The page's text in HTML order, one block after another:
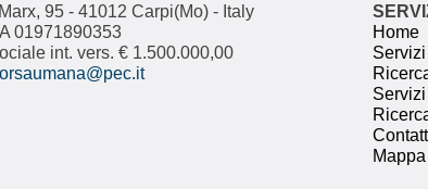
95 - 41012 Carpi(Mo) - Italy
01971890353
int. vers. € 1.500.000,00
Home